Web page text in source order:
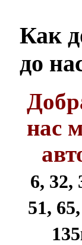
Как
до
нас
6, 32,
51,